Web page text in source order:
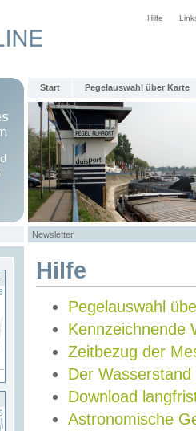
Hilfe
Start Pegelauswahl über Karte
Newsletter
Hilfe
Pegelauswahl
Kennzeichnende
Zeitbezug der
Der Wasserstand
Download
Astronomische